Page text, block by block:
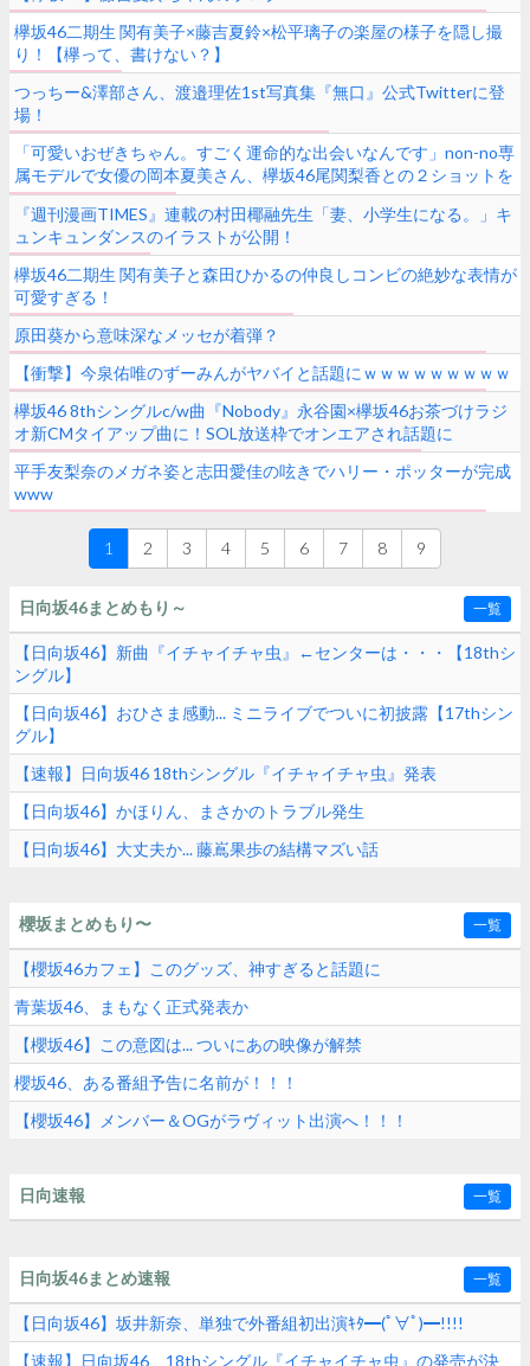
欅坂46二期生 関有美子×藤吉夏鈴×松平璃子の楽屋の様子を隠し撮
り！【欅って、書けない？】
つっちー&澤部さん、渡邉理佐1st写真集『無口』公式Twitterに登
場！
「可愛いおぜきちゃん。すごく運命的な出会いなんです」non-no専
属モデルで女優の岡本夏美さん、欅坂46尾関梨香との２ショットを
公開！
『週刊漫画TIMES』連載の村田椰融先生「妻、小学生になる。」キ
ュンキュンダンスのイラストが公開！
欅坂46二期生 関有美子と森田ひかるの仲良しコンビの絶妙な表情が
可愛すぎる！
原田葵から意味深なメッセが着弾？
【衝撃】今泉佑唯のずーみんがヤバイと話題にｗｗｗｗｗｗｗｗｗ
欅坂46 8thシングルc/w曲『Nobody』永谷園×欅坂46お茶づけラジ
オ新CMタイアップ曲に！SOL放送枠でオンエアされ話題に
平手友梨奈のメガネ姿と志田愛佳の呟きでハリー・ポッターが完成
www
1 2 3 4 5 6 7 8 9
日向坂46まとめもり～ 一覧
【日向坂46】新曲『イチャイチャ虫』←センターは・・・【18thシ
ングル】
【日向坂46】おひさま感動... ミニライブでついに初披露【17thシン
グル】
【速報】日向坂46 18thシングル『イチャイチャ虫』発表
【日向坂46】かほりん、まさかのトラブル発生
【日向坂46】大丈夫か... 藤嶌果歩の結構マズい話
櫻坂まとめもり〜 一覧
【櫻坂46カフェ】このグッズ、神すぎると話題に
青葉坂46、まもなく正式発表か
【櫻坂46】この意図は... ついにあの映像が解禁
櫻坂46、ある番組予告に名前が！！！
【櫻坂46】メンバー＆OGがラヴィット出演へ！！！
日向速報 一覧
日向坂46まとめ速報 一覧
【日向坂46】坂井新奈、単独で外番組初出演ｷﾀ━(ﾟ∀ﾟ)━!!!!
【速報】日向坂46、18thシングル『イチャイチャ虫』の発売が決